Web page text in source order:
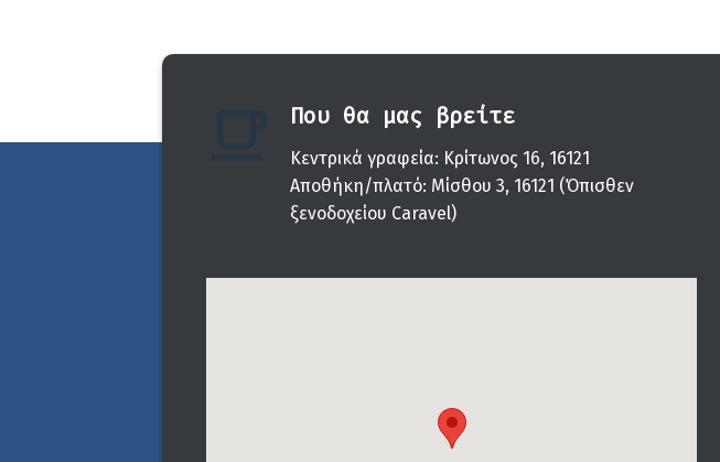
Που θα μας βρείτε
Κεντρικά γραφεία: Κρίτωνος 16, 16121
Αποθήκη/πλατό: Μίσθου 3, 16121 (Όπισθεν
ξενοδοχείου Caravel)